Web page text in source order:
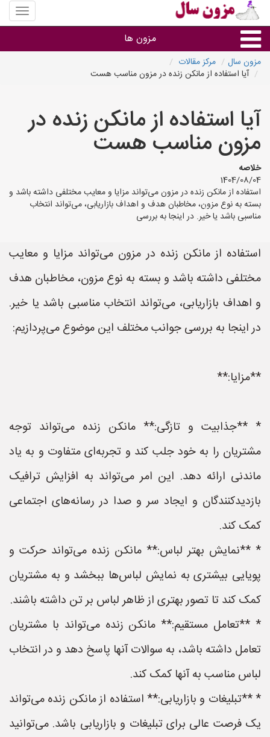
منوی
سایت
سال
مزون ها
گروه ها
استان ها
مزون سال
مرکز مقالات
آیا استفاده از مانکن زنده در مزون مناسب هست
آیا استفاده از مانکن زنده در
مزون مناسب هست
خلاصه
1404/08/04
استفاده از مانکن زنده در مزون می‌تواند مزایا و معایب مختلفی داشته باشد و
بسته به نوع مزون، مخاطبان هدف و اهداف بازاریابی، می‌تواند انتخاب
مناسبی باشد یا خیر. در اینجا به بررسی
استفاده از مانکن زنده در مزون می‌تواند مزایا و معایب
مختلفی داشته باشد و بسته به نوع مزون، مخاطبان هدف
و اهداف بازاریابی، می‌تواند انتخاب مناسبی باشد یا خیر.
در اینجا به بررسی جوانب مختلف این موضوع می‌پردازیم:
**مزایا:**
* **جذابیت و تازگی:** مانکن زنده می‌تواند توجه
مشتریان را به خود جلب کند و تجربه‌ای متفاوت و به یاد
ماندنی ارائه دهد. این امر می‌تواند به افزایش ترافیک
بازدیدکنندگان و ایجاد سر و صدا در رسانه‌های اجتماعی
کمک کند.
* **نمایش بهتر لباس:** مانکن زنده می‌تواند حرکت و
پویایی بیشتری به نمایش لباس‌ها ببخشد و به مشتریان
کمک کند تا تصور بهتری از ظاهر لباس بر تن داشته باشند.
* **تعامل مستقیم:** مانکن زنده می‌تواند با مشتریان
تعامل داشته باشد، به سوالات آنها پاسخ دهد و در انتخاب
لباس مناسب به آنها کمک کند.
* **تبلیغات و بازاریابی:** استفاده از مانکن زنده می‌تواند
یک فرصت عالی برای تبلیغات و بازاریابی باشد. می‌توانید